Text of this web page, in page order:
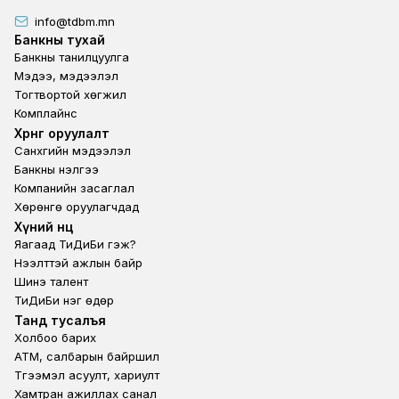
info@tdbm.mn
Footer
Банкны тухай
Банкны танилцуулга
Мэдээ, мэдээлэл
Тогтвортой хөгжил
Комплайнс
Footer third
Хөрөнгө оруулалт
Санхүүгийн мэдээлэл
Банкны үнэлгээ
Компанийн засаглал
Хөрөнгө оруулагчдад
Footer second
Хүний нөөц
Яагаад ТиДиБи гэж?
Нээлттэй ажлын байр
Шинэ талент
ТиДиБи нэг өдөр
Footer fourth
Танд тусалъя
Холбоо барих
ATM, салбарын байршил
Түгээмэл асуулт, хариулт
Хамтран ажиллах санал